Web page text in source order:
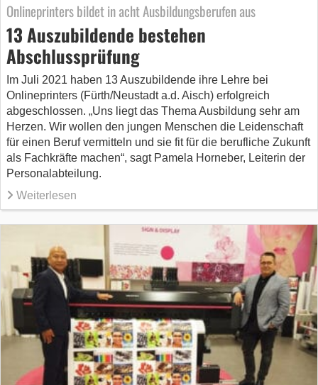
Onlineprinters bildet in acht Ausbildungsberufen aus
13 Auszubildende bestehen
Abschlussprüfung
Im Juli 2021 haben 13 Auszubildende ihre Lehre bei
Onlineprinters (Fürth/Neustadt a.d. Aisch) erfolgreich
abgeschlossen. „Uns liegt das Thema Ausbildung sehr am
Herzen. Wir wollen den jungen Menschen die Leidenschaft
für einen Beruf vermitteln und sie fit für die berufliche Zukunft
als Fachkräfte machen“, sagt Pamela Horneber, Leiterin der
Personalabteilung.
Weiterlesen